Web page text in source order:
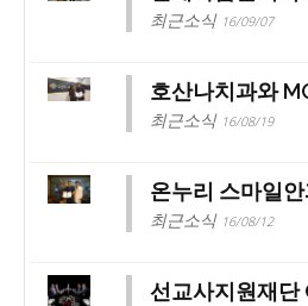
최근소식 16/09/07
호산나치과와
최근소식 16/08/19
온누리 스마일
최근소식 16/08/12
선교사지원재단